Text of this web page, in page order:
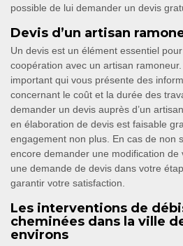
possible de lui demander un devis
Devis d’un artisan
Un devis est un élément essentiel
coopération avec un artisan ramoneur.
important qui vous présente des
concernant le coût et la durée des
demander un devis auprès d’un
en élaboration de devis est faisable
engagement non plus. En cas de non
encore demander une modification
une demande de devis dans votre
garantir votre satisfaction.
Les interventions de
cheminées dans la ville
environs